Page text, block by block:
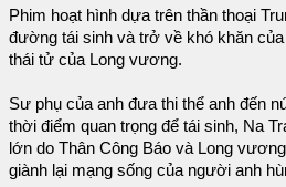
Phim hoạt hình dựa trên thần thoại
đường tái sinh và trở về khó khăn
thái tử của Long vương.
Sư phụ của anh đưa thi thể anh đến
thời điểm quan trọng để tái sinh, Na
lớn do Thân Công Báo và Long
giành lại mạng sống của người anh